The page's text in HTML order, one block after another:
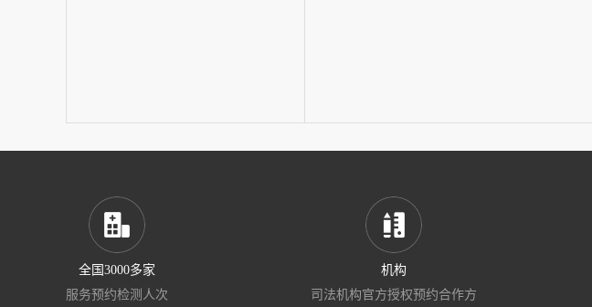
全国3000多家
服务预约检测人次
机构
司法机构官方授权预约合作方